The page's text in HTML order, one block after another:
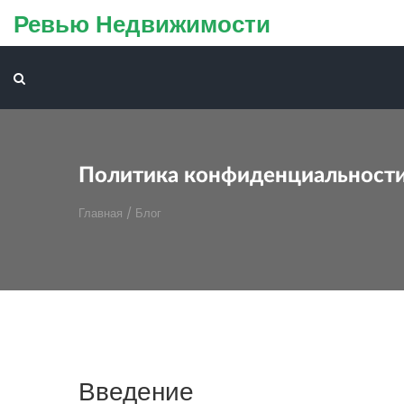
Ревью Недвижимости
Политика
Главная / Блог
Введение